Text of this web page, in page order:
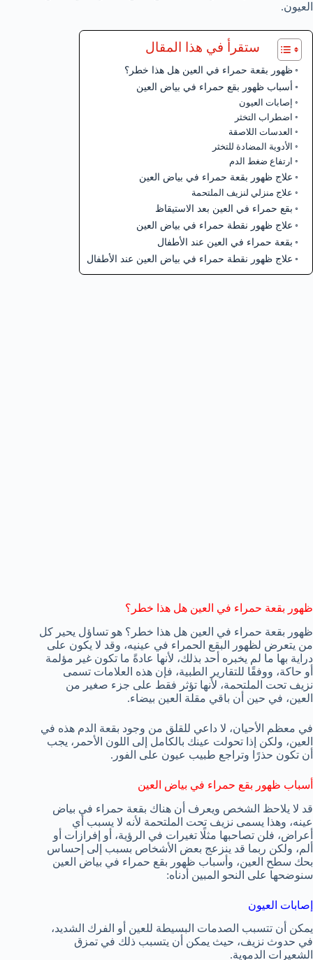
العيون.
ستقرأ في هذا المقال
ظهور بقعة حمراء في العين هل هذا خطر؟
أسباب ظهور بقع حمراء في بياض العين
إصابات العيون
اضطراب التخثر
العدسات اللاصقة
الأدوية المضادة للتخثر
ارتفاع ضغط الدم
علاج ظهور بقعة حمراء في بياض العين
علاج منزلي لنزيف الملتحمة
بقع حمراء في العين بعد الاستيقاظ
علاج ظهور نقطة حمراء في بياض العين
بقعة حمراء في العين عند الأطفال
علاج ظهور نقطة حمراء في بياض العين عند الأطفال
ظهور بقعة حمراء في العين هل هذا خطر؟
ظهور بقعة حمراء في العين هل هذا خطر؟ هو تساؤل يحير كل
من يتعرض لظهور البقع الحمراء في عينيه، وقد لا يكون على
دراية بها ما لم يخبره أحد بذلك، لأنها عادةً ما تكون غير مؤلمة
أو حاكة، ووفقًا للتقارير الطبية، فإن هذه العلامات تسمى
نزيف تحت الملتحمة، لأنها تؤثر فقط على جزء صغير من
العين، في حين أن باقي مقلة العين بيضاء.
في معظم الأحيان، لا داعي للقلق من وجود بقعة الدم هذه في
العين، ولكن إذا تحولت عينك بالكامل إلى اللون الأحمر، يجب
أن تكون حذرًا وتراجع طبيب عيون على الفور.
أسباب ظهور بقع حمراء في بياض العين
قد لا يلاحظ الشخص ويعرف أن هناك بقعة حمراء في بياض
عينه، وهذا يسمى نزيف تحت الملتحمة لأنه لا يسبب أي
أعراض، فلن تصاحبها مثلًا تغيرات في الرؤية، أو إفرازات أو
ألم، ولكن ربما قد ينزعج بعض الأشخاص بسبب إلى إحساس
بحك سطح العين، وأسباب ظهور بقع حمراء في بياض العين
سنوضحها على النحو المبين أدناه:
إصابات العيون
يمكن أن تتسبب الصدمات البسيطة للعين أو الفرك الشديد،
في حدوث نزيف، حيث يمكن أن يتسبب ذلك في تمزق
الشعيرات الدموية.